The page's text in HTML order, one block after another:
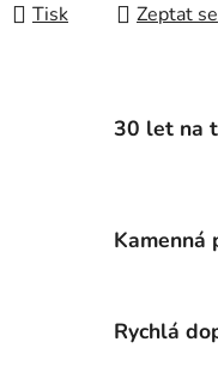
Tisk Zeptat se
30 let na
Kamenná
Rychlá